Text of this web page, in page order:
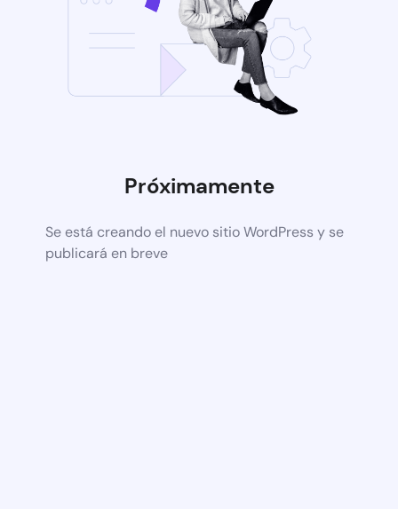
Próximamente
Se está creando el nuevo sitio WordPress y se
publicará en breve